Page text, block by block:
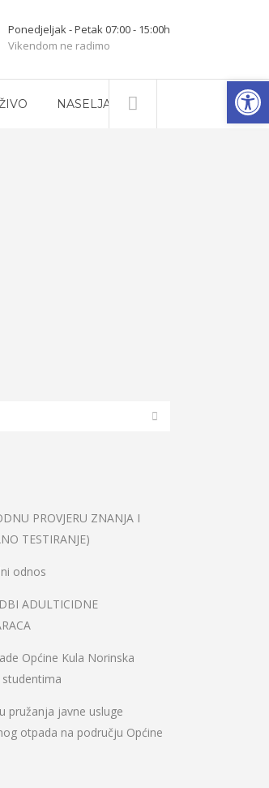
Ponedjeljak - Petak 07:00 - 15:00h
Vikendom ne radimo
NASELJA
PROVJERU ZNANJA I
TESTIRANJE)
odnos
ADULTICIDNE
Općine Kula Norinska
pružanja javne usluge
otpada na području Općine